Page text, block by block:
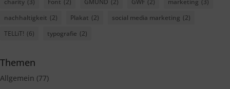
charity (3) Font (2) GMUND (2) GWF (2) marketing (3)
nachhaltigkeit (2) Plakat (2) social media marketing (2)
TELLiT! (6) typografie (2)
Themen
Allgemein (77)